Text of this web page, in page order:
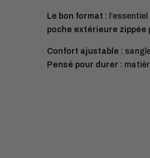
Le bon format :
poche extérieure zippée
Confort ajustable :
Pensé pour durer :